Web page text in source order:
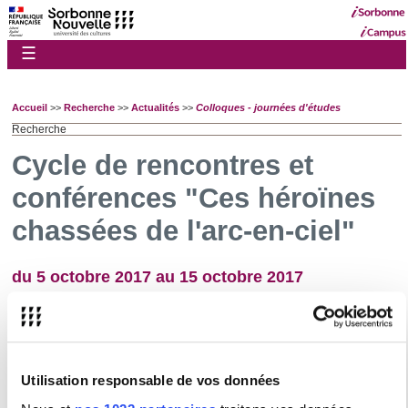
Utilisation responsable de vos données
☰
Accueil >> Recherche >> Actualités >> Colloques - journées d'études
Recherche
Cycle de rencontres et
conférences "Ces héroïnes
chassées de l'arc-en-ciel"
du 5 octobre 2017 au 15 octobre 2017
Organisation :
Equipe des jeunes chercheurs du laboratoire Sefea